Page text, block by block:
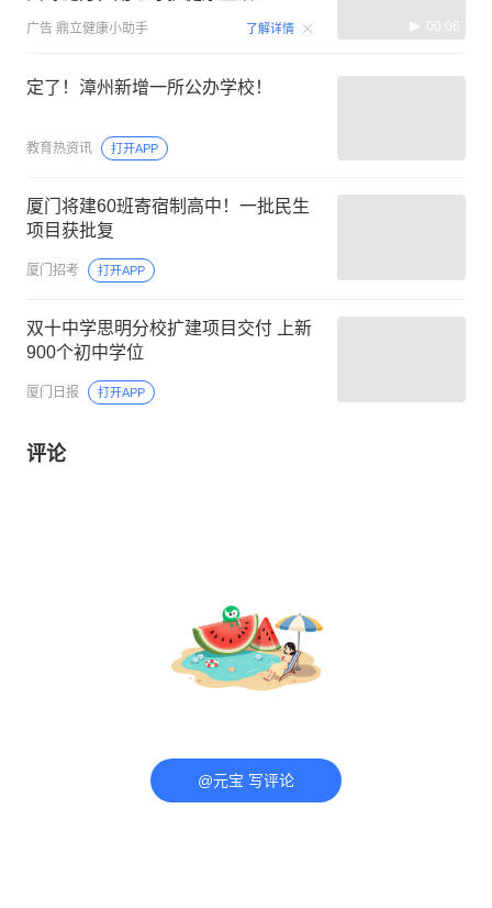
广告 鼎立健康小助手 了解详情 00:06
定了！漳州新增一所公办学校！
教育热资讯 打开APP
厦门将建60班寄宿制高中！一批民生
项目获批复
厦门招考 打开APP
双十中学思明分校扩建项目交付 上新
900个初中学位
厦门日报 打开APP
评论
@元宝 写评论